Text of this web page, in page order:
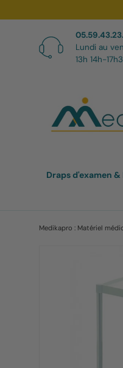
Aller au contenu
Lundi au
13h 14h-
Draps d'examen &
Medikapro : Matériel